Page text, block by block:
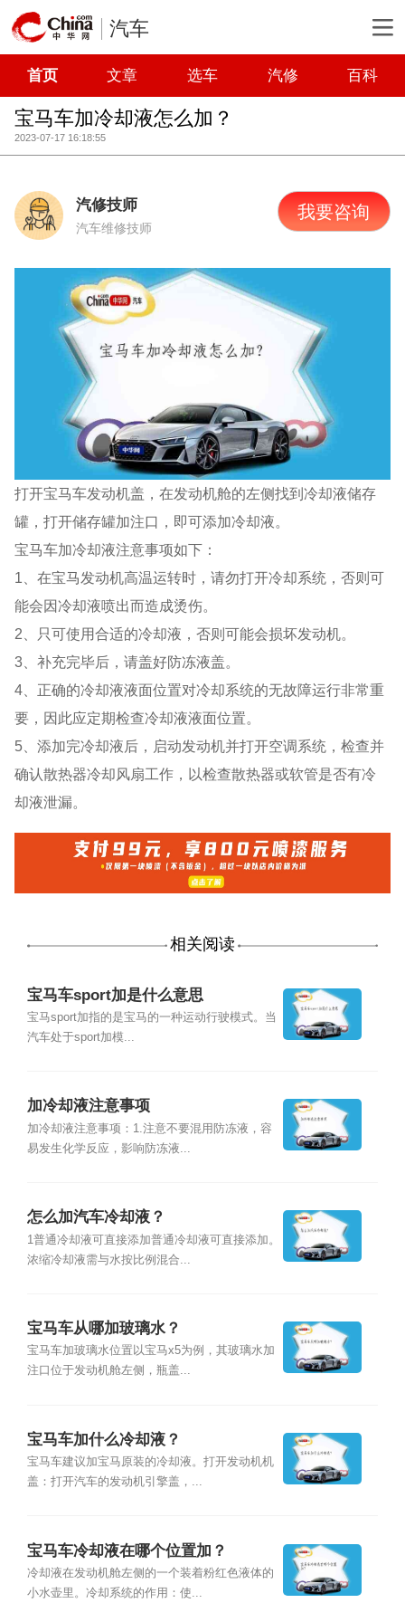
汽车
首页 文章 选车 汽修 百科
宝马车加冷却液怎么加？
2023-07-17 16:18:55
汽修技师
汽车维修技师
我要咨询
打开宝马车发动机盖，在发动机舱的左侧找到冷却液储存
罐，打开储存罐加注口，即可添加冷却液。
宝马车加冷却液注意事项如下：
1、在宝马发动机高温运转时，请勿打开冷却系统，否则可
能会因冷却液喷出而造成烫伤。
2、只可使用合适的冷却液，否则可能会损坏发动机。
3、补充完毕后，请盖好防冻液盖。
4、正确的冷却液液面位置对冷却系统的无故障运行非常重
要，因此应定期检查冷却液液面位置。
5、添加完冷却液后，启动发动机并打开空调系统，检查并
确认散热器冷却风扇工作，以检查散热器或软管是否有冷
却液泄漏。
相关阅读
宝马车sport加是什么意思
宝马sport加指的是宝马的一种运动行驶模式。当
汽车处于sport加模...
加冷却液注意事项
加冷却液注意事项：1.注意不要混用防冻液，容
易发生化学反应，影响防冻液...
怎么加汽车冷却液？
1普通冷却液可直接添加普通冷却液可直接添加。
浓缩冷却液需与水按比例混合...
宝马车从哪加玻璃水？
宝马车加玻璃水位置以宝马x5为例，其玻璃水加
注口位于发动机舱左侧，瓶盖...
宝马车加什么冷却液？
宝马车建议加宝马原装的冷却液。打开发动机机
盖：打开汽车的发动机引擎盖，...
宝马车冷却液在哪个位置加？
冷却液在发动机舱左侧的一个装着粉红色液体的
小水壶里。冷却系统的作用：使...